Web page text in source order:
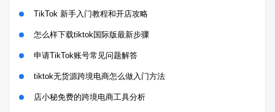
TikTok 新手入门教程和开店攻略
怎么样下载tiktok国际版最新步骤
申请TikTok账号常见问题解答
tiktok无货源跨境电商怎么做入门方法
店小秘免费的跨境电商工具分析